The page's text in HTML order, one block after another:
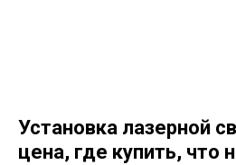
Установка лазерной
цена, где купить, что